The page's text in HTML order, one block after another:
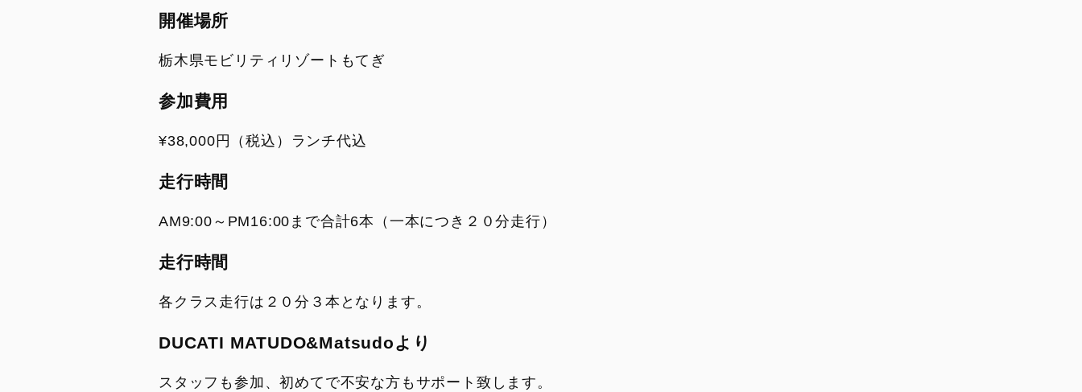
開催場所
栃木県モビリティリゾートもてぎ
参加費用
¥38,000円（税込）ランチ代込
走行時間
AM9:00～PM16:00まで合計6本（一本につき２０分走行）
走行時間
各クラス走行は２０分３本となります。
DUCATI MATUDO&Matsudoより
スタッフも参加、初めてで不安な方もサポート致します。